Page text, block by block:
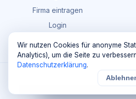
Firma eintragen
Login
Maik Möhring Media · Ermatingen
Firmendaten teils © OpenStreetMap-
Details
Wir nutzen Cookies für anonyme
Analytics), um die Seite zu
Datenschutzerklärung.